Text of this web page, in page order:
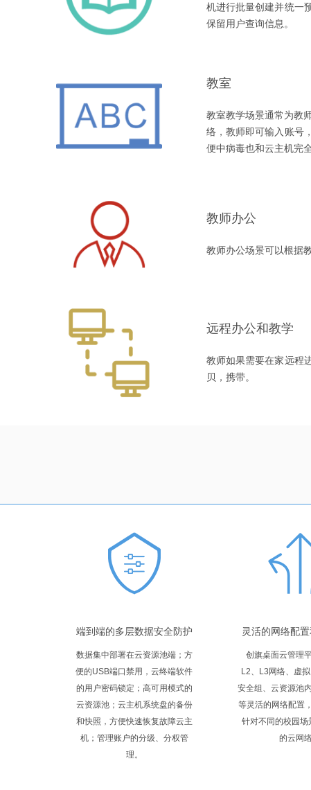
机进行批量创建并统一
保留用户查询信息。
教室
教室教学场景通常为教
络，教师即可输入账号
便中病毒也和云主机完
教师办公
教师办公场景可以根据
远程办公和教学
教师如果需要在家远程
贝，携带。
端到端的多层数据安全防护
数据集中部署在云资源池端；方
便的USB端口禁用，云终端软件
的用户密码锁定；高可用模式的
云资源池；云主机系统盘的备份
和快照，方便快速恢复故障云主
机；管理账户的分级、分权管
理。
灵活的网络配
创旗桌面云管理
L2、L3网络、虚拟
安全组、云资源池
等灵活的网络配置
针对不同的校园场
的云网络